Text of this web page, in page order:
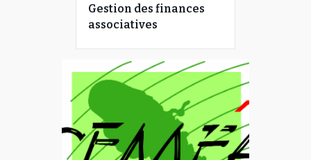
Gestion des finances
associatives